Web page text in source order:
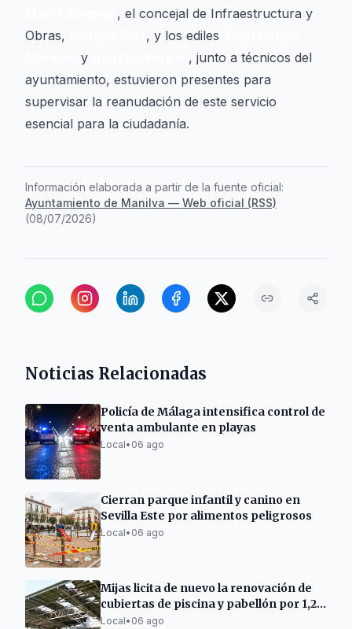
, el concejal de Infraestructura y
Obras,
, y los ediles
y
, junto a técnicos del
ayuntamiento, estuvieron presentes para
supervisar la reanudación de este servicio
esencial para la ciudadanía.
Información elaborada a partir de la fuente oficial:
Ayuntamiento de Manilva — Web oficial (RSS)
(08/07/2026)
Noticias Relacionadas
Policía de Málaga intensifica control de
venta ambulante en playas
Local• 06 ago
Cierran parque infantil y canino en
Sevilla Este por alimentos peligrosos
Local• 06 ago
Mijas licita de nuevo la renovación de
cubiertas de piscina y pabellón por 1,2
millones
Local• 06 ago